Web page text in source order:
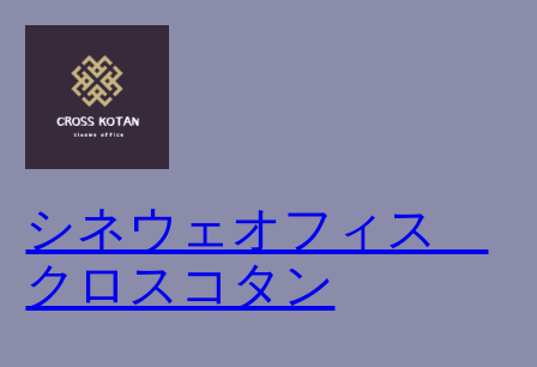
内
シネウェオフィス
クロスコタン